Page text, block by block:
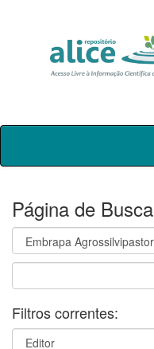
Skip
Página de Busca
Filtros correntes: